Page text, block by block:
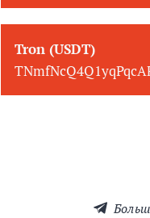
Tron (USDT)